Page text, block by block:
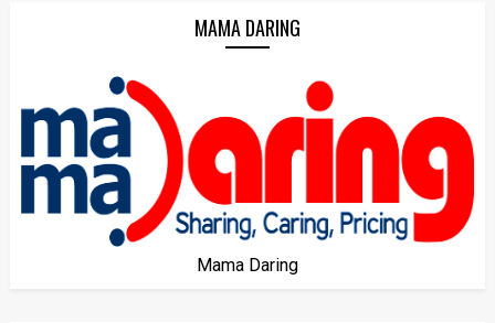
MAMA DARING
Mama Daring